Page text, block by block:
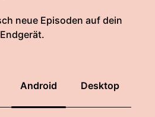
neue Episoden auf dein
Endgerät.
Android Desktop